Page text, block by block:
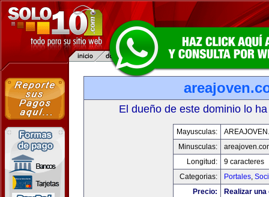
El dueño de este dominio lo
Mayusculas:
Minusculas:
Longitud:
9 caracteres
Categorias:
Portales,
Precio:
Realizar